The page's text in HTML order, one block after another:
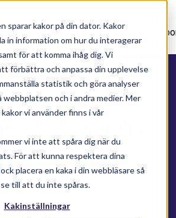
sparar kakor på din dator. Kakor
in information om hur du interagerar
för att komma ihåg dig. Vi
förbättra och anpassa din upplevelse
statistik och göra analyser
webbplatsen och i andra medier. Mer
vi använder finns i vår
vi inte att spåra dig när du
För att kunna respektera dina
placera en kaka i din webbläsare så
till att du inte spåras.
Kakinställningar
Utbildningar Supportavtal
söka bland alla
förslag eftersom sökfältet är